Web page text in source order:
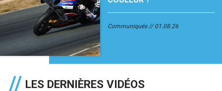
Communiqués 01.08.26
LES DERNIÈRES VIDÉOS